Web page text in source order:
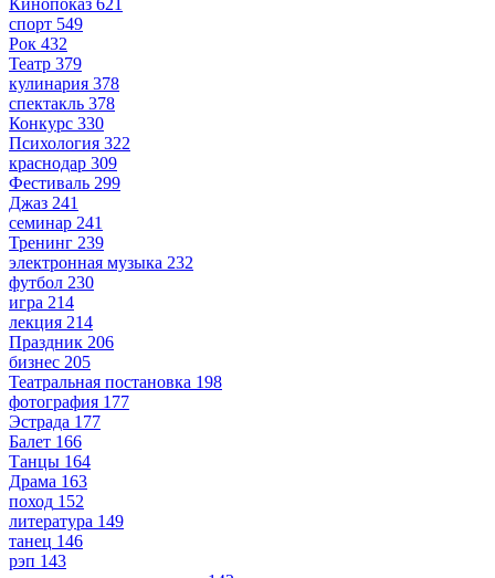
Кинопоказ 621
спорт 549
Рок 432
Театр 379
кулинария 378
спектакль 378
Конкурс 330
Психология 322
краснодар 309
Фестиваль 299
Джаз 241
семинар 241
Тренинг 239
электронная музыка 232
футбол 230
игра 214
лекция 214
Праздник 206
бизнес 205
Театральная постановка 198
фотография 177
Эстрада 177
Балет 166
Танцы 164
Драма 163
поход 152
литература 149
танец 146
рэп 143